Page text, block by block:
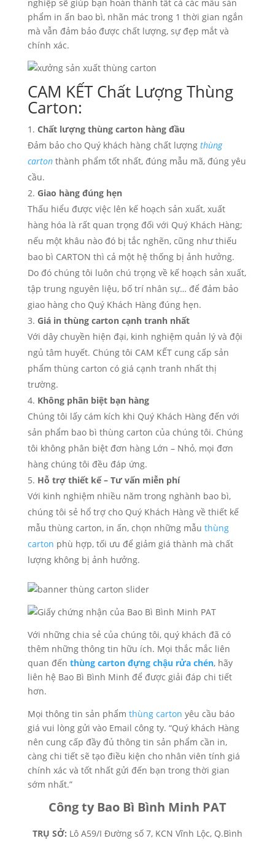
nghiệp sẽ giúp bạn hoàn thành tất cả các mẫu sản
phẩm in ấn bao bì, nhãn mác trong 1 thời gian ngắn
mà vẫn đảm bảo được chất lượng, sự đẹp mắt và
chính xác.
CAM KẾT Chất Lượng Thùng
Carton:
Chất lượng thùng carton hàng đầu
Đảm bảo cho Quý khách hàng chất lượng thùng
cartonthành phẩm tốt nhất, đúng mẫu mã, đúng yêu
cầu.
Giao hàng đúng hẹn
Thấu hiểu được việc lên kế hoạch sản xuất, xuất
hàng hóa là rất quan trọng đối với Quý Khách Hàng;
nếu một khâu nào đó bị tắc nghẽn, cũng như thiếu
bao bì CARTON thì cả một hệ thống bị ảnh hưởng.
Do đó chúng tôi luôn chú trọng về kế hoạch sản xuất,
tập trung nguyên liệu, bố trí nhân sự… để đảm bảo
giao hàng cho Quý Khách Hàng đúng hẹn.
Giá in thùng carton cạnh tranh nhất
Với dây chuyền hiện đại, kinh nghiệm quản lý và đội
ngủ tâm huyết. Chúng tôi CAM KẾT cung cấp sản
phẩm thùng carton có giá cạnh tranh nhất thị
trường.
Không phân biệt bạn hàng
Chúng tôi lấy cám kích khi Quý Khách Hàng đến với
sản phẩm bao bì thùng carton của chúng tôi. Chúng
tôi không phân biệt đơn hàng Lớn – Nhỏ, mọi đơn
hàng chúng tôi đều đáp ứng.
Hỗ trợ thiết kế – Tư vấn miễn phí
Với kinh nghiệm nhiều năm trong nghành bao bì,
chúng tôi sẻ hổ trợ cho Quý Khách Hàng về thiết kế
mẫu thùng carton, in ấn, chọn những mẫu thùng
carton phù hợp, tối ưu để giảm giá thành mà chất
lượng không bị ảnh hưởng.
Với những chia sẻ của chúng tôi, quý khách đã có
thêm những thông tin hữu ích. Mọi thắc mắc liên
quan đến thùng carton đựng chậu rửa chén, hãy
liên hệ Bao Bì Bình Minh để được giải đáp chi tiết
hơn.
Mọi thông tin sản phẩm thùng carton yêu cầu báo
giá vui lòng gửi vào Email công ty. “Quý khách Hàng
nên cung cấp đầy đủ thông tin sản phẩm cần in,
càng chi tiết sẽ tạo điều kiện cho nhân viên tính giá
chính xác và tốt nhất gửi đến bạn trong thời gian
sớm nhất.”
Công ty Bao Bì Bình Minh PAT
TRỤ SỞ: Lô A59/I Đường số 7, KCN Vĩnh Lộc, Q.Bình